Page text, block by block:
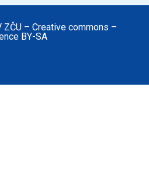
– Creative commons –
BY-SA